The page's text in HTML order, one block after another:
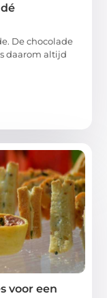
De chocolade
daarom altijd
voor een